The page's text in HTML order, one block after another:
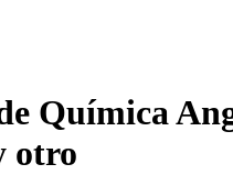
Química
otro